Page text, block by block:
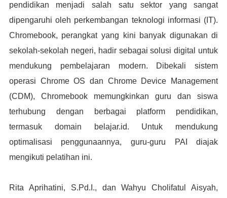
pendidikan menjadi salah satu sektor yang sangat
dipengaruhi oleh perkembangan teknologi informasi (IT).
Chromebook, perangkat yang kini banyak digunakan di
sekolah-sekolah negeri, hadir sebagai solusi digital untuk
mendukung pembelajaran modern. Dibekali sistem
operasi Chrome OS dan Chrome Device Management
(CDM), Chromebook memungkinkan guru dan siswa
terhubung dengan berbagai platform pendidikan,
termasuk domain belajar.id. Untuk mendukung
optimalisasi penggunaannya, guru-guru PAI diajak
mengikuti pelatihan ini.
Rita Aprihatini, S.Pd.I., dan Wahyu Cholifatul Aisyah,